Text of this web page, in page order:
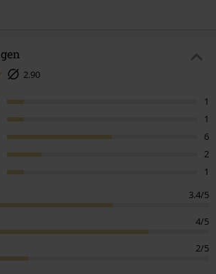
2.90
1
1
6
2
1
3.4/5
4/5
2/5